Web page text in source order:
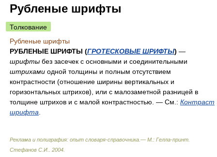
Рубленые шрифты
Толкование
Рубленые шрифты
РУБЛЕНЫЕ ШРИФТЫ (ГРОТЕСКОВЫЕ ШРИФТЫ) —
шрифты без засечек с основными и соединительными
штрихами одной толщины и полным отсутствием
контрастности (отношение ширины вертикальных и
горизонтальных штрихов), или с малозаметной разницей в
толщине штрихов и с малой контрастностью. — См.: Контраст
шрифта
Реклама и полиграфия: опыт словаря-справочника.— М.: Гелла-принт
Стефанов С.И.
2004